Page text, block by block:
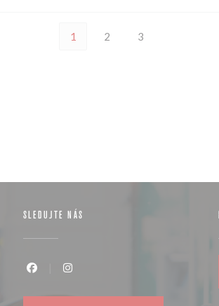
1 2 3
okně))
SLEDUJTE NÁS